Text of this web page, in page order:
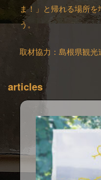
ま！」と帰れる場所
う。
取材協力：島根県観光